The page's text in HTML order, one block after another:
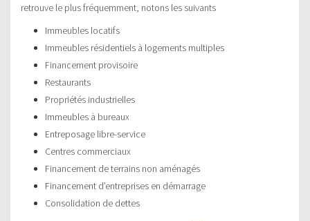
retrouve le plus fréquemment, notons les suivants
Immeubles locatifs
Immeubles résidentiels à logements multiples
Financement provisoire
Restaurants
Propriétés industrielles
Immeubles à bureaux
Entreposage libre-service
Centres commerciaux
Financement de terrains non aménagés
Financement d’entreprises en démarrage
Consolidation de dettes